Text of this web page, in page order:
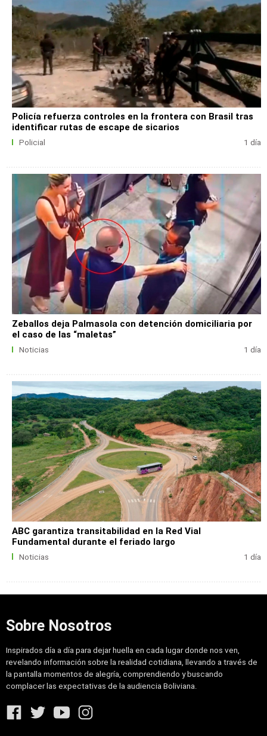
Policía refuerza controles en la frontera con Brasil tras
identificar rutas de escape de sicarios
Policial 1 día
Zeballos deja Palmasola con detención domiciliaria por
el caso de las “maletas”
Noticias 1 día
ABC garantiza transitabilidad en la Red Vial
Fundamental durante el feriado largo
Noticias 1 día
Sobre Nosotros
Inspirados día a día para dejar huella en cada lugar donde nos ven,
revelando información sobre la realidad cotidiana, llevando a través de
la pantalla momentos de alegría, comprendiendo y buscando
complacer las expectativas de la audiencia Boliviana.